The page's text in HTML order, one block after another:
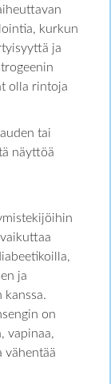
kurkun
ja
olla rintoja
tai
näyttöä
ja
kanssa.
on
vapinaa,
vähentää